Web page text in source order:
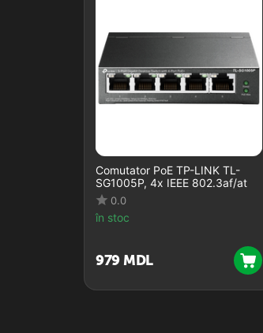
Comutator PoE TP-LINK TL-
SG1005P, 4x IEEE 802.3af/at
0.0
în stoc
‍979‍ MDL